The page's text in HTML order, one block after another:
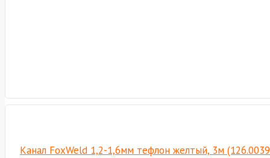
Канал FoxWeld 1,2-1,6мм тефлон желтый, 3м